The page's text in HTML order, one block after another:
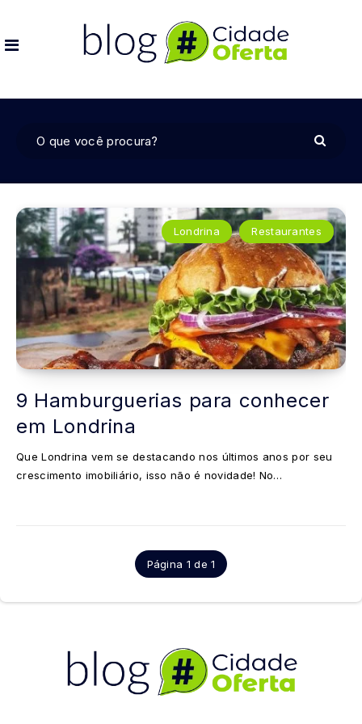
Londrina Restaurantes
9 Hamburguerias para conhecer
em Londrina
Que Londrina vem se destacando nos últimos anos por seu
crescimento imobiliário, isso não é novidade! No…
Página 1 de 1